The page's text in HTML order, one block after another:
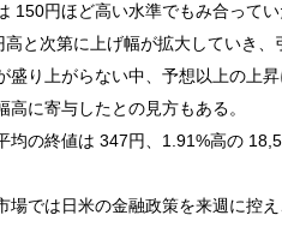
150円ほど高い水準でもみ合って
高と次第に上げ幅が拡大していき、
盛り上がらない中、予想以上の上
高に寄与したとの見方もある。
均の終値は 347円、1.91%高の
場では日米の金融政策を来週に控